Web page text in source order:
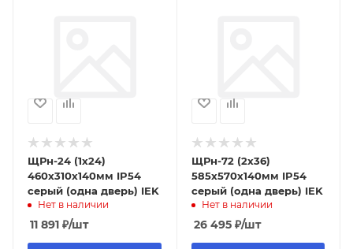
ЩРн-24 (1х24)
460х310х140мм IP54
серый (одна дверь) IEK
Нет в наличии
11 891 ₽/шт
ЩРн-72 (2х36)
585х570х140мм IP54
серый (одна дверь) IEK
Нет в наличии
26 495₽/шт